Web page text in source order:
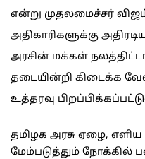
என்று முதலமைச்சர்
அதிகாரிகளுக்கு
அரசின் மக்கள்
தடையின்றி கிடைக்க
உத்தரவு
தமிழக அரசு ஏழை,
மேம்படுத்தும் நோக்கில்